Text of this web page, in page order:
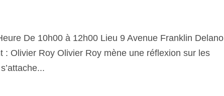
De 10h00 à 12h00 Lieu 9 Avenue Franklin Delano
Olivier Roy Olivier Roy mène une réflexion sur les